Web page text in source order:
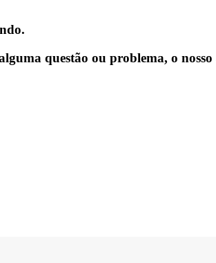
questão ou problema, o